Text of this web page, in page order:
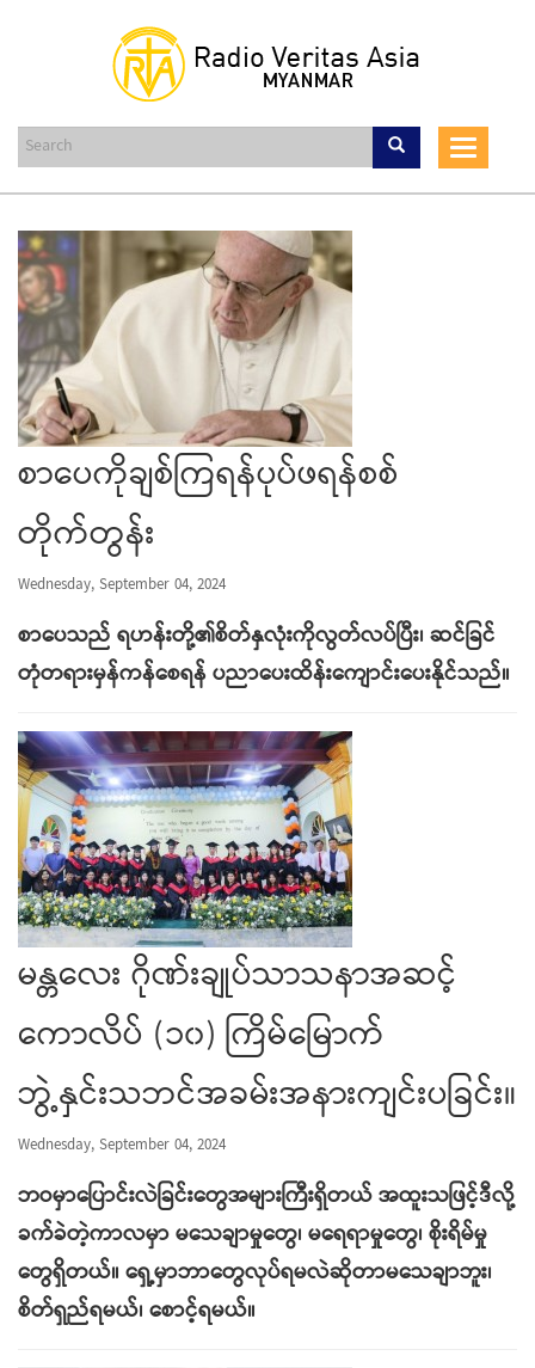
content
Toggle
စာပေကိုချစ်ကြရန်ပုပ်ဖရန်စစ်
တိုက်တွန်း
Wednesday, September 04, 2024
စာပေသည် ရဟန်းတို့၏စိတ်နှလုံးကိုလွတ်လပ်ပြီး၊ ဆင်ခြင်
တုံတရားမှန်ကန်စေရန် ပညာပေးထိန်းကျောင်းပေးနိုင်သည်။
မန္တလေး ဂိုဏ်းချုပ်သာသနာအဆင့်
ကောလိပ် (၁၀) ကြိမ်မြောက်
ဘွဲ့နှင်းသဘင်အခမ်းအနားကျင်းပခြင်း။
Wednesday, September 04, 2024
ဘဝမှာပြောင်းလဲခြင်းတွေအများကြီးရှိတယ် အထူးသဖြင့်ဒီလို့
ခက်ခဲတဲ့ကာလမှာ မသေချာမှုတွေ၊ မရေရာမှုတွေ၊ စိုးရိမ်မှု
တွေရှိတယ်။ ရှေ့မှာဘာတွေလုပ်ရမလဲဆိုတာမသေချာဘူး၊
စိတ်ရှည်ရမယ်၊ စောင့်ရမယ်။